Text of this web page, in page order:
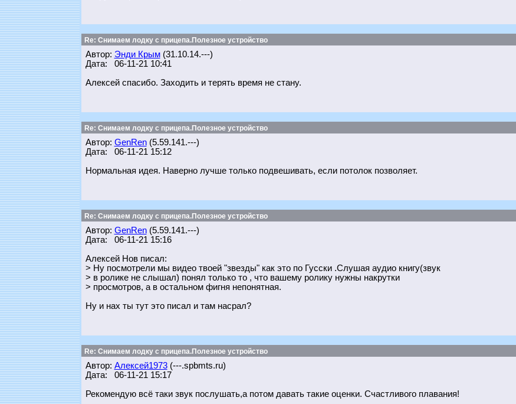
Re: Снимаем лодку с прицепа.Полезное устройство
Автор: Энди Крым(31.10.14.---)
Дата: 06-11-21 10:41
Алексей спасибо. Заходить и терять время не стану.
Re: Снимаем лодку с прицепа.Полезное устройство
Автор: GenRen(5.59.141.---)
Дата: 06-11-21 15:12
Нормальная идея. Наверно лучше только подвешивать, если потолок позволяет.
Re: Снимаем лодку с прицепа.Полезное устройство
Автор: GenRen(5.59.141.---)
Дата: 06-11-21 15:16
Алексей Нов писал:
> Ну посмотрели мы видео твоей "звезды" как это по Гусски .Слушая аудио книгу(звук
> в ролике не слышал) понял только то , что вашему ролику нужны накрутки
> просмотров, а в остальном фигня непонятная.
Ну и нах ты тут это писал и там насрал?
Re: Снимаем лодку с прицепа.Полезное устройство
Автор: Алексей1973(---.spbmts.ru)
Дата: 06-11-21 15:17
Рекомендую всё таки звук послушать,а потом давать такие оценки. Счастливого плавания!